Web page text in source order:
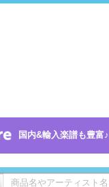
国内&輸入楽譜も豊富♪